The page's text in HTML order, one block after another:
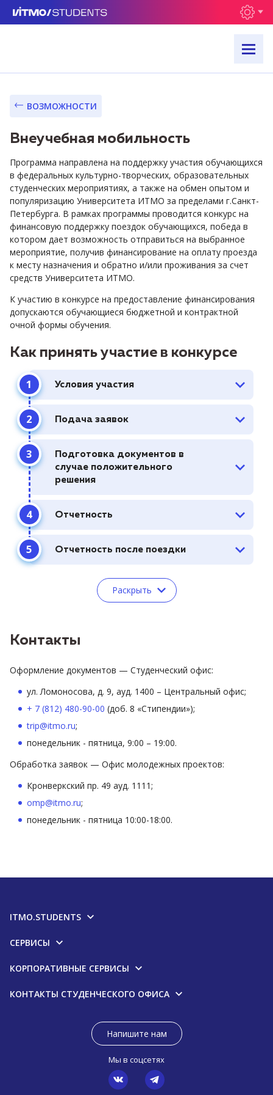
ВОЗМОЖНОСТИ
Внеучебная мобильность
Программа направлена на поддержку участия обучающихся
в федеральных культурно-творческих, образовательных
студенческих мероприятиях, а также на обмен опытом и
популяризацию Университета ИТМО за пределами г.Санкт-
Петербурга. В рамках программы проводится конкурс на
финансовую поддержку поездок обучающихся, победа в
котором дает возможность отправиться на выбранное
мероприятие, получив финансирование на оплату проезда
к месту назначения и обратно и/или проживания за счет
средств Университета ИТМО.
К участию в конкурсе на предоставление финансирования
допускаются обучающиеся бюджетной и контрактной
очной формы обучения.
Как принять участие в конкурсе
Условия участия
Подача заявок
Подготовка документов в
случае положительного
решения
Отчетность
Отчетность после поездки
Раскрыть
Контакты
Оформление документов — Студенческий офис:
ул. Ломоносова, д. 9, ауд. 1400 – Центральный офис;
+ 7 (812) 480-90-00 (доб. 8 «Стипендии»);
trip@itmo.ru;
понедельник - пятница, 9:00 – 19:00.
Обработка заявок — Офис молодежных проектов:
Кронверкский пр. 49 ауд. 1111;
omp@itmo.ru;
понедельник - пятница 10:00-18:00.
ITMO.STUDENTS
СЕРВИСЫ
КОРПОРАТИВНЫЕ СЕРВИСЫ
КОНТАКТЫ СТУДЕНЧЕСКОГО ОФИСА
Напишите нам
Мы в соцсетях